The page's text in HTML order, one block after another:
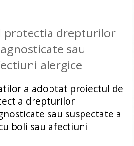
protectia drepturilor
sau
alergice
a adoptat proiectul de
drepturilor
sau suspectate a
boli sau afectiuni